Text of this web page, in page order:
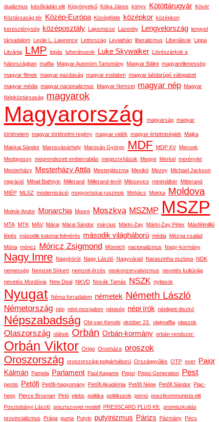
dualizmus későkádári elit Kígyónyelvű Kóka János könyv Kötöttárugyár Kövér
Köztársaság tér
Közép-Európa Középfölde középkor középkori
kereszténység
középosztály Lajosmizse Lazenby Lengyelország lengyel
társadalom Leslie L. Lawrence Lettország Leviathán liberalizmus Liberálisok Lippa
Litvánia LMP lopás luheránusok Luke Skywalker Lövészárkok a
hátországban maffia Magyar Autonóm Tartomány Magyar Bálint magyarellenesség
magyar filmek magyar gazdaság magyar irodalom magyar labdarúgó válogatott
magyar média magyar nacionalizmus Magyar Nemzet magyar nép Magyar
Népköztársaság magyarok
Magyarország magyarság magyar
történelem magyar történelmi regény magyar vidék magyar értelmiségiek Majka
Makkai Sándor Marosvásárhely Marosán György MDF MDP KV Mecsek
Medgyessy megrendezett emberrablás megszorítások Megye Merkel merénylet
Mesterházy
Mesterházy Attila Mesterjátszma Mexikó Mezey Michael Jackson
migráció Mihail Bathtyin Millerand Millerand-levél Milosevics minimálbér Mitterand
MIÉP MLSZ modernizáció mogyoróskai ruszinok Mohács Mokka Moldova
Molnár Andor Monarchia Moore Moszkva MSZMP MSZP
MTA MTK MÁV Márai Márai Sándor március Márki-Zay Márki-Zay Péter Másfélmillió
lépés második katonai felmérés második világháború média Mézga család
Mória móricz Móricz Zsigmond Münnich nacionalizmus Nagy-kormány
Nagy Imre Nagykörút Nagy László Nagyvárad Naraszinha oszlopa NDK
nemesség Nemzeti Sírkert nemzeti érzés neokonzervativizmus nevetés kultúrája
nevetés Mordóvia New Deal NKVD Novák Tamás NSZK nyilasok
Nyugat Néma forradalom németek Németh László
Németország nép népi mozgalom népiség népi írók népligeti diszkó
Népszabadság Obi-van Kenobi október 23. olajmaffia olaszok
Olaszország oláhok Orbán Orbán-kormány orbán-rendszer:
Orbán Viktor Origo Orosháza oroszok
Oroszország oroszországi polgárháború Országgyűlés OTP over
Pajor
Kálmán Pamela Parlament Paul Kagame Pepsi Pepsi Generation Pest
pestis Petőfi Petőfi-hagyomány Petőfi Akadémia Petőfi Népe Petőfi Sándor Piac-
hegy Pierce Brosnan Pirtó plebs politika politikusok pornó posztkommunista elit
Posztobányi László posztszovjet modell PRESSCARD PLUS Kft.
promiszkuitás
provincializmus Prága puma Putyin putyinizmus Párizs Pázmány Pécs